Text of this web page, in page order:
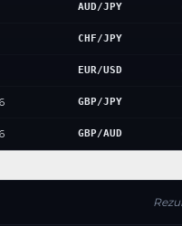
AUD/JPY
CHF/JPY
EUR/USD
GBP/JPY
GBP/AUD